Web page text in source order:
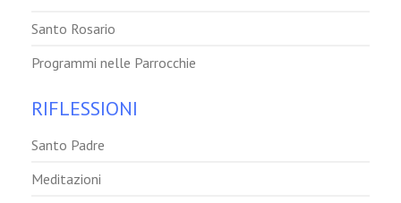
Santo Rosario
Programmi nelle Parrocchie
RIFLESSIONI
Santo Padre
Meditazioni